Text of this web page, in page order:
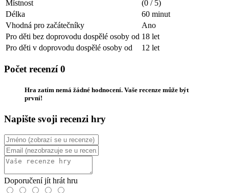
Místnost
(0 / 5)
Délka
60 minut
Vhodná pro začátečníky
Ano
Pro děti bez doprovodu dospělé osoby od 18 let
Pro děti v doprovodu dospělé osoby od
12 let
Počet recenzí 0
Hra zatím nemá žádné hodnocení. Vaše recenze může být
první!
Napište svoji recenzi hry
Doporučení jít hrát hru